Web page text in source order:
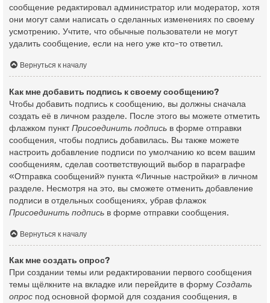
сообщение редактировал администратор или модератор, хотя
они могут сами написать о сделанных изменениях по своему
усмотрению. Учтите, что обычные пользователи не могут
удалить сообщение, если на него уже кто-то ответил.
Вернуться к началу
Как мне добавить подпись к своему сообщению?
Чтобы добавить подпись к сообщению, вы должны сначала
создать её в личном разделе. После этого вы можете отметить
флажком пунктПрисоединить подпись в форме отправки
сообщения, чтобы подпись добавилась. Вы также можете
настроить добавление подписи по умолчанию ко всем вашим
сообщениям, сделав соответствующий выбор в параграфе
«Отправка сообщений» пункта «Личные настройки» в личном
разделе. Несмотря на это, вы сможете отменить добавление
подписи в отдельных сообщениях, убрав флажок
Присоединить подпись в форме отправки сообщения.
Вернуться к началу
Как мне создать опрос?
При создании темы или редактировании первого сообщения
темы щёлкните на вкладке или перейдите в форму Создать
опрос под основной формой для создания сообщения, в